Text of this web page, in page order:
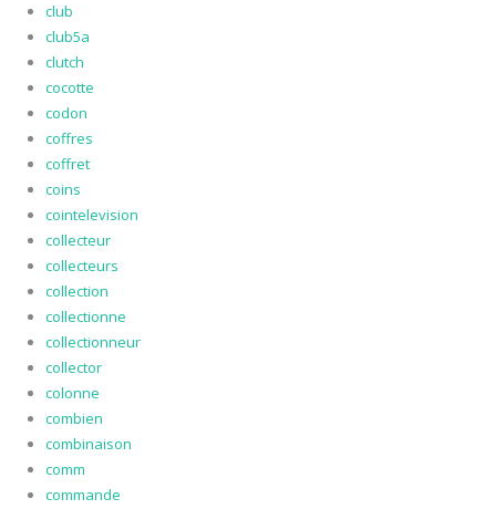
club
club5a
clutch
cocotte
codon
coffres
coffret
coins
cointelevision
collecteur
collecteurs
collection
collectionne
collectionneur
collector
colonne
combien
combinaison
comm
commande